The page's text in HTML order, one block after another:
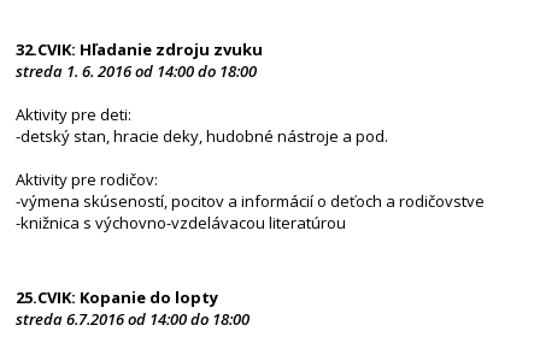
32.CVIK: Hľadanie zdroju zvuku
streda 1. 6. 2016 od 14:00 do 18:00
Aktivity pre deti:
-detský stan, hracie deky, hudobné nástroje a pod.
Aktivity pre rodičov:
-výmena skúseností, pocitov a informácií o deťoch a rodičovstve
-knižnica s výchovno-vzdelávacou literatúrou
25.CVIK: Kopanie do lopty
streda 6.7.2016 od 14:00 do 18:00